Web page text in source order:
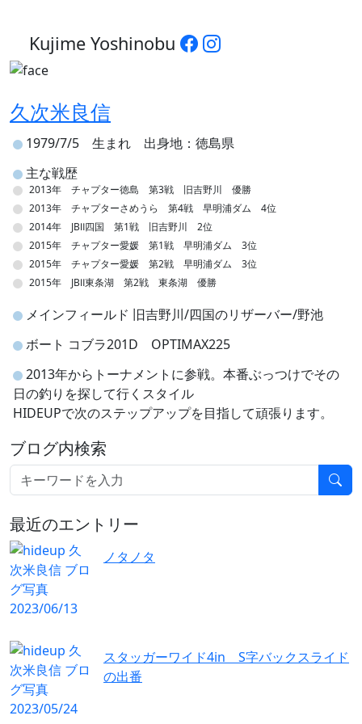
Kujime Yoshinobu
久次米良信
1979/7/5 生まれ 出身地：徳島県
主な戦歴
2013年 チャプター徳島 第3戦 旧吉野川 優勝
2013年 チャプターさめうら 第4戦 早明浦ダム 4位
2014年 JBⅡ四国 第1戦 旧吉野川 2位
2015年 チャプター愛媛 第1戦 早明浦ダム 3位
2015年 チャプター愛媛 第2戦 早明浦ダム 3位
2015年 JBⅡ東条湖 第2戦 東条湖 優勝
メインフィールド 旧吉野川/四国のリザーバー/野池
ボート コブラ201D OPTIMAX225
2013年からトーナメントに参戦。本番ぶっつけでその
日の釣りを探して行くスタイル
HIDEUPで次のステップアップを目指して頑張ります。
ブログ内検索
最近のエントリー
ノタノタ
スタッガーワイド4in S字バックスライド
の出番